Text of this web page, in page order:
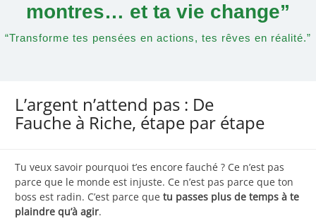
montres… et ta vie change”
“Transforme tes pensées en actions, tes rêves en réalité.”
L’argent n’attend pas : De
Fauche à Riche, étape par étape
Tu veux savoir pourquoi t’es encore fauché ? Ce n’est pas
parce que le monde est injuste. Ce n’est pas parce que ton
boss est radin. C’est parce que tu passes plus de temps à te
plaindre qu’à agir.